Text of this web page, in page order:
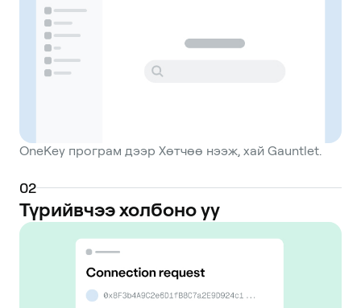
OneKey програм дээр Хөтчөө нээж, хай Gauntlet.
02
Түрийвчээ холбоно уу